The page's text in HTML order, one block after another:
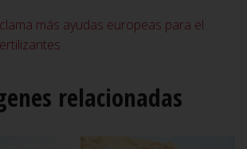
más ayudas europeas para el
relacionadas